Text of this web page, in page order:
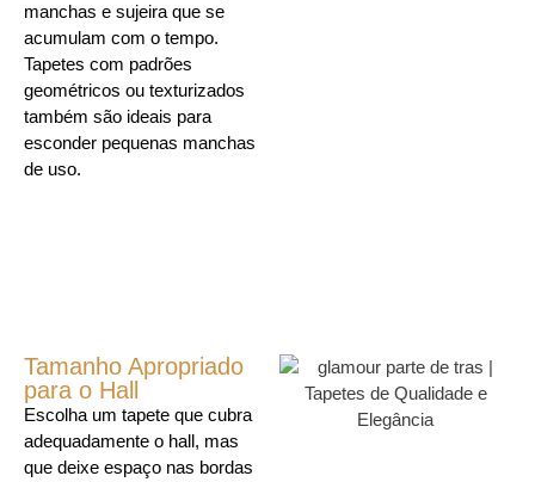
manchas e sujeira que se
acumulam com o tempo.
Tapetes com padrões
geométricos ou texturizados
também são ideais para
esconder pequenas manchas
de uso.
Tamanho Apropriado
para o Hall
Escolha um tapete que cubra
adequadamente o hall, mas
que deixe espaço nas bordas